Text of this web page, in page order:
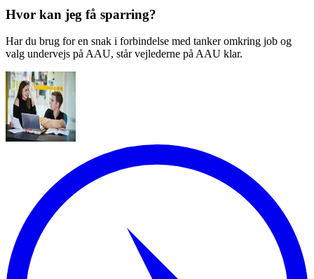
Hvor kan jeg få sparring?
Har du brug for en snak i forbindelse med tanker omkring job og
valg undervejs på AAU, står vejlederne på AAU klar.